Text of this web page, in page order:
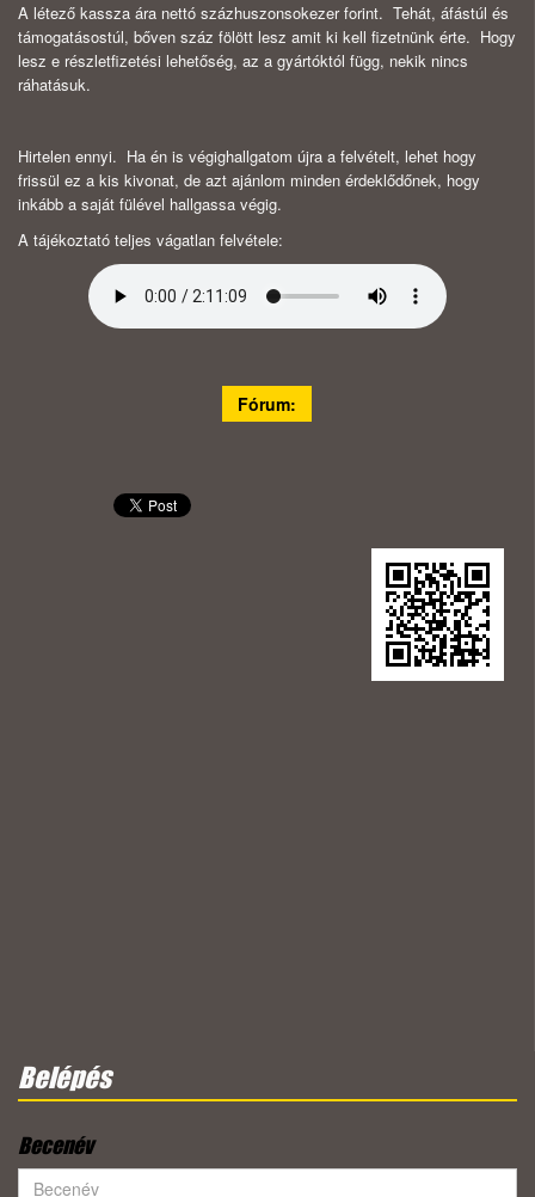
A létező kassza ára nettó százhuszonsokezer forint. Tehát, áfástúl és
támogatásostúl, bőven száz fölött lesz amit ki kell fizetnünk érte. Hogy
lesz e részletfizetési lehetőség, az a gyártóktól függ, nekik nincs
ráhatásuk.
Hirtelen ennyi. Ha én is végighallgatom újra a felvételt, lehet hogy
frissül ez a kis kivonat, de azt ajánlom minden érdeklődőnek, hogy
inkább a saját fülével hallgassa végig.
A tájékoztató teljes vágatlan felvétele:
Fórum:
Belépés
Becenév